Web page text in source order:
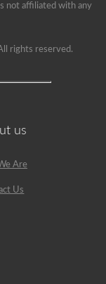
not affiliated with any
rights reserved.
us
Are
Us